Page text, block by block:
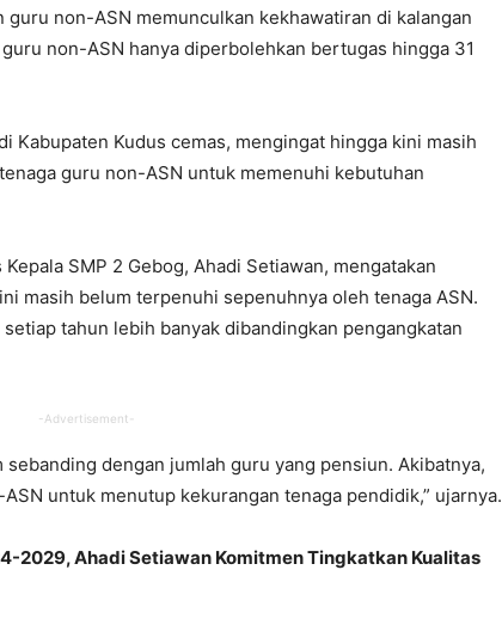
non-ASN memunculkan kekhawatiran di kalangan
non-ASN hanya diperbolehkan bertugas hingga 31
Kabupaten Kudus cemas, mengingat hingga kini masih
guru non-ASN untuk memenuhi kebutuhan
SMP 2 Gebog, Ahadi Setiawan, mengatakan
masih belum terpenuhi sepenuhnya oleh tenaga ASN.
tahun lebih banyak dibandingkan pengangkatan
-Advertisement-
sebanding dengan jumlah guru yang pensiun. Akibatnya,
untuk menutup kekurangan tenaga pendidik,” ujarnya.
2029, Ahadi Setiawan Komitmen Tingkatkan Kualitas